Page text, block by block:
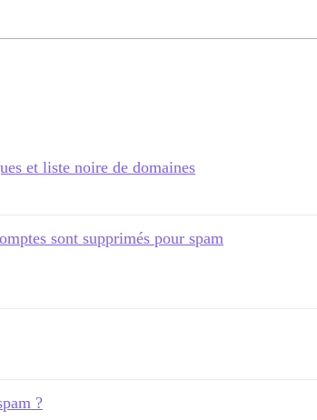
et liste noire de domaines
sont supprimés pour spam
?